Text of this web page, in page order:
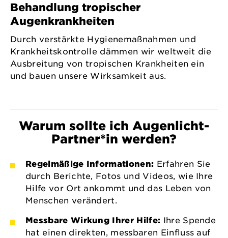
Behandlung tropischer
Augenkrankheiten
Durch verstärkte Hygienemaßnahmen und
Krankheitskontrolle dämmen wir weltweit die
Ausbreitung von tropischen Krankheiten ein
und bauen unsere Wirksamkeit aus.
Warum sollte ich Augenlicht-
Partner*in werden?
Regelmäßige Informationen: Erfahren Sie
durch Berichte, Fotos und Videos, wie Ihre
Hilfe vor Ort ankommt und das Leben von
Menschen verändert.
Messbare Wirkung Ihrer Hilfe: Ihre Spende
hat einen direkten, messbaren Einfluss auf